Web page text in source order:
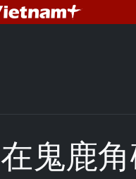
在鬼鹿